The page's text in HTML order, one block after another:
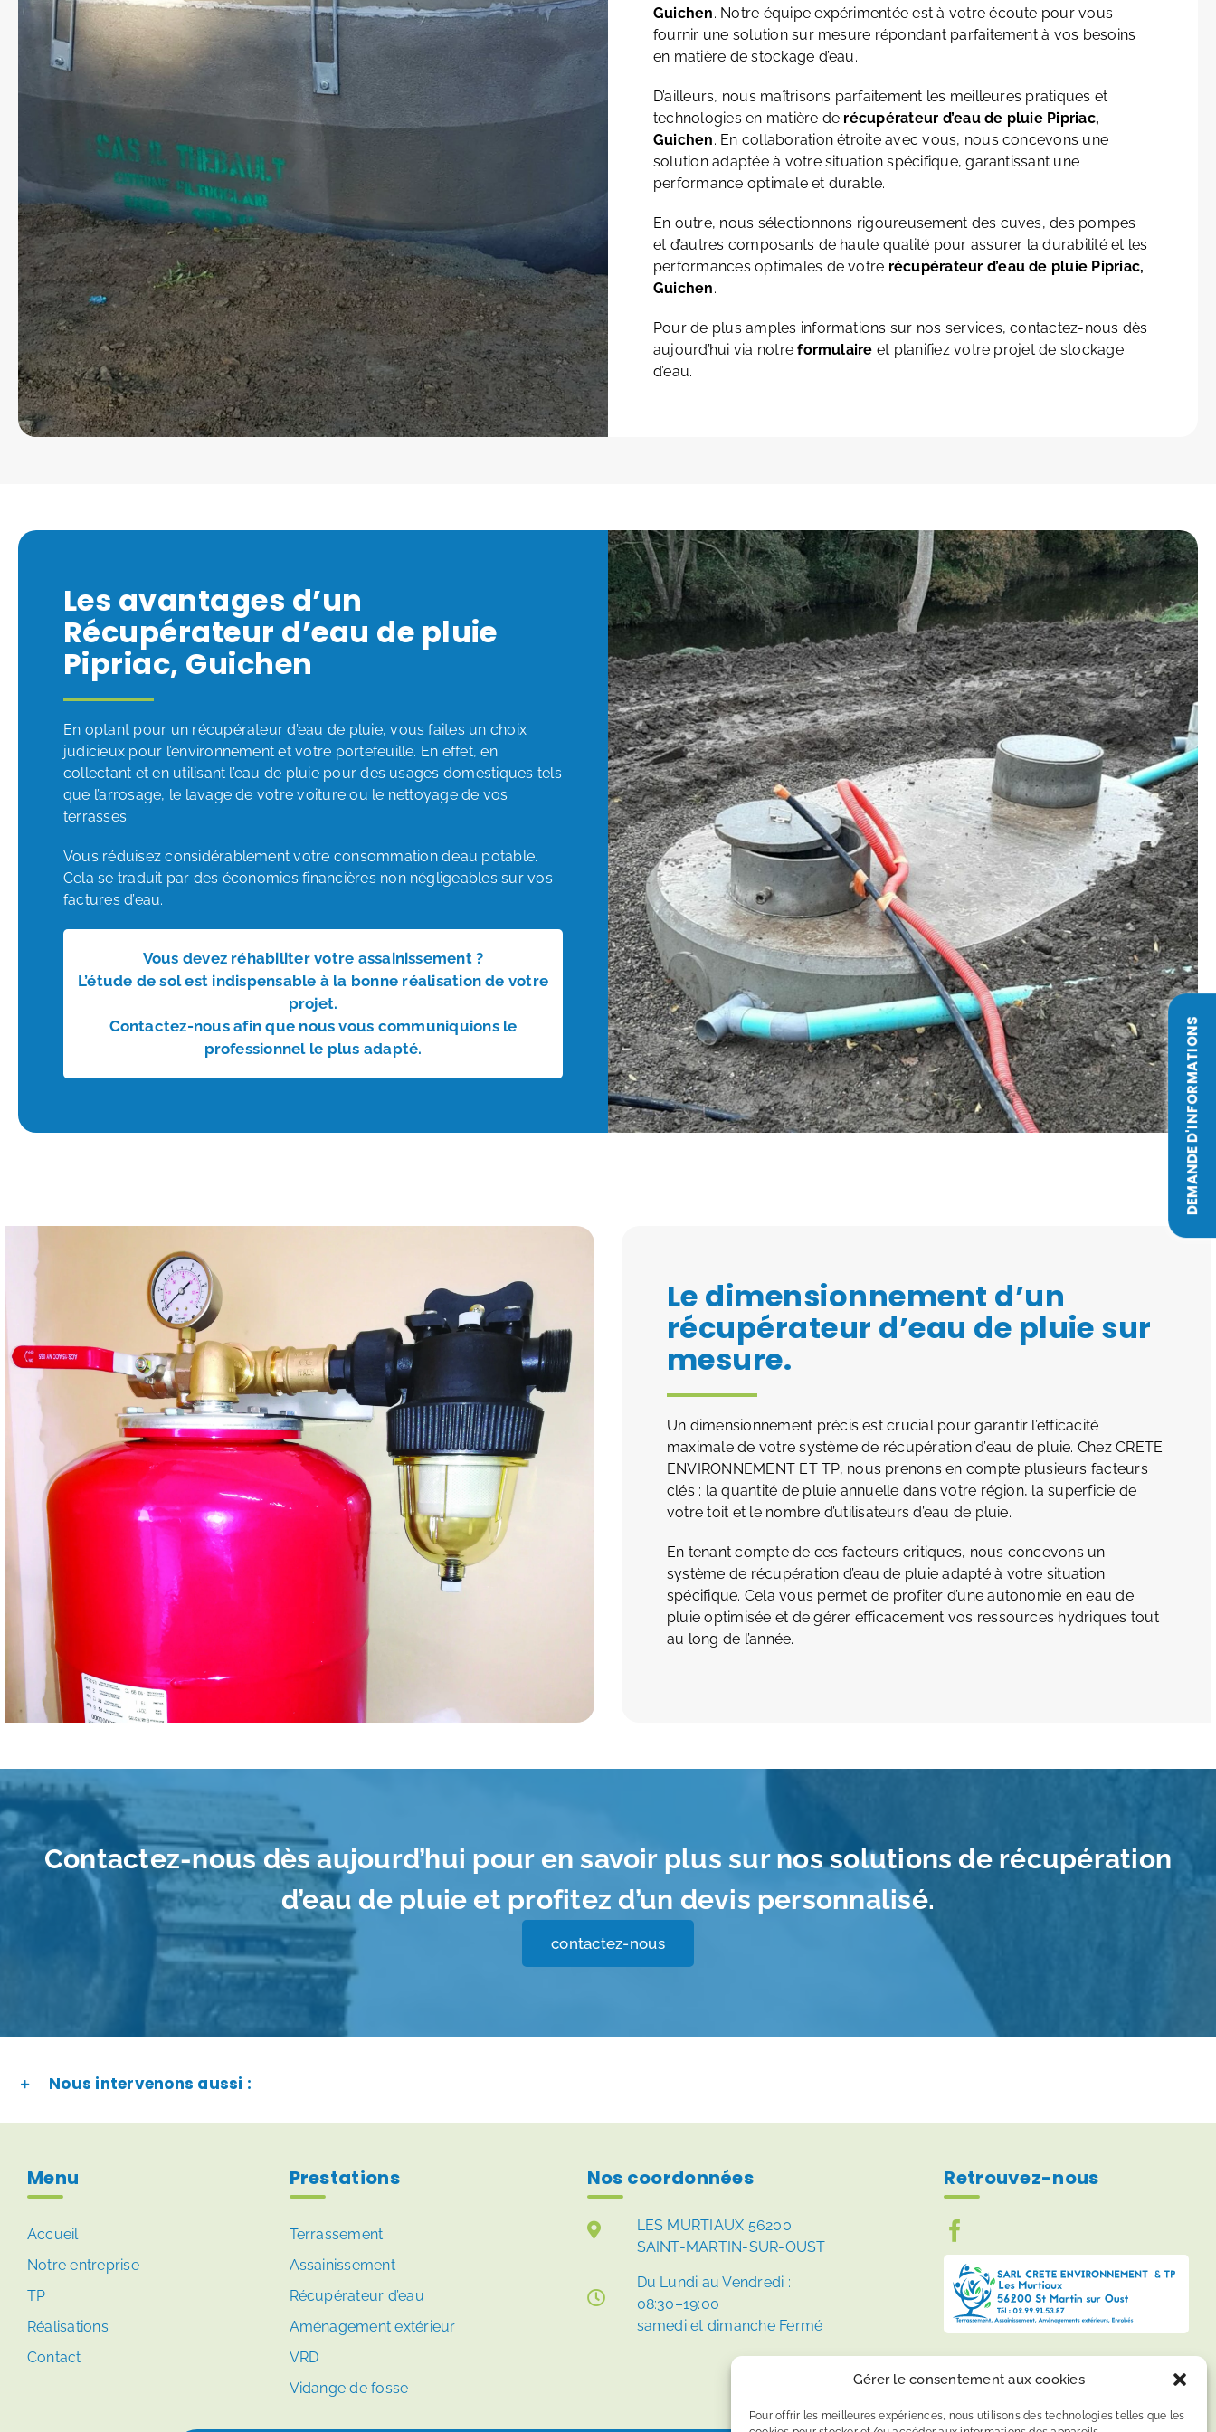
Gérer le consentement aux cookies
Pour offrir les meilleures expériences, nous utilisons des technologies telles que les
Guichen. Notre équipe expérimentée est à votre écoute pour vous
fournir une solution sur mesure répondant parfaitement à vos besoins
en matière de stockage d’eau.
D’ailleurs, nous maîtrisons parfaitement les meilleures pratiques et
technologies en matière de récupérateur d’eau de pluiePipriac,
Guichen. En collaboration étroite avec vous, nous concevons une
solution adaptée à votre situation spécifique, garantissant une
performance optimale et durable.
En outre, nous sélectionnons rigoureusement des cuves, des pompes
et d’autres composants de haute qualité pour assurer la durabilité et les
performances optimales de votre récupérateur d’eau de pluie Pipriac,
Guichen.
Pour de plus amples informations sur nos services, contactez-nous dès
aujourd’hui via notreformulaire et planifiez votre projet de stockage
d’eau.
Les avantages d’un
Récupérateur d’eau de pluie
Pipriac, Guichen
En optant pour un récupérateur d’eau de pluie, vous faites un choix
judicieux pour l’environnement et votre portefeuille. En effet, en
collectant et en utilisant l’eau de pluie pour des usages domestiques tels
que l’arrosage, le lavage de votre voiture ou le nettoyage de vos
terrasses.
Vous réduisez considérablement votre consommation d’eau potable.
Cela se traduit par des économies financières non négligeables sur vos
factures d’eau.
Vous devez réhabiliter votre assainissement ?
L’étude de sol est indispensable à la bonne réalisation de votre
projet.
Contactez-nous afin que nous vous communiquions le
professionnel le plus adapté.
Le dimensionnement d’un
récupérateur d’eau de pluie sur
mesure.
Un dimensionnement précis est crucial pour garantir l’efficacité
maximale de votre système de récupération d’eau de pluie. Chez CRETE
ENVIRONNEMENT ET TP, nous prenons en compte plusieurs facteurs
clés : la quantité de pluie annuelle dans votre région, la superficie de
votre toit et le nombre d’utilisateurs d’eau de pluie.
En tenant compte de ces facteurs critiques, nous concevons un
système de récupération d’eau de pluie adapté à votre situation
spécifique. Cela vous permet de profiter d’une autonomie en eau de
pluie optimisée et de gérer efficacement vos ressources hydriques tout
au long de l’année.
Contactez-nous dès aujourd’hui pour en savoir plus sur nos solutions de récupération
d’eau de pluie et profitez d’un devis personnalisé.
contactez-nous
Nous intervenons aussi :
Menu
Accueil
Notre entreprise
TP
Réalisations
Contact
Prestations
Terrassement
Assainissement
Récupérateur d’eau
Aménagement extérieur
VRD
Vidange de fosse
Nos coordonnées
LES MURTIAUX 56200
SAINT-MARTIN-SUR-OUST
Du Lundi au Vendredi :
08:30–19:00
samedi et dimanche Fermé
Retrouvez-nous
DEMANDE D'INFORMATIONS